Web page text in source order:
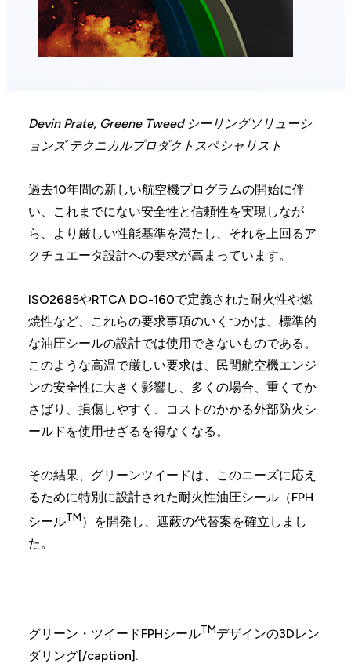
Devin Prate, Greene Tweed シーリングソリューシ
ョンズ テクニカルプロダクトスペシャリスト
過去10年間の新しい航空機プログラムの開始に伴
い、これまでにない安全性と信頼性を実現しなが
ら、より厳しい性能基準を満たし、それを上回るア
クチュエータ設計への要求が高まっています。
ISO2685やRTCA DO-160で定義された耐火性や燃
焼性など、これらの要求事項のいくつかは、標準的
な油圧シールの設計では使用できないものである。
このような高温で厳しい要求は、民間航空機エンジ
ンの安全性に大きく影響し、多くの場合、重くてか
さばり、損傷しやすく、コストのかかる外部防火シ
ールドを使用せざるを得なくなる。
その結果、グリーンツイードは、このニーズに応え
るために特別に設計された耐火性油圧シール（FPH
シールTM）を開発し、遮蔽の代替案を確立しまし
た。
グリーン・ツイードFPHシールTMデザインの3Dレン
ダリング[/caption].